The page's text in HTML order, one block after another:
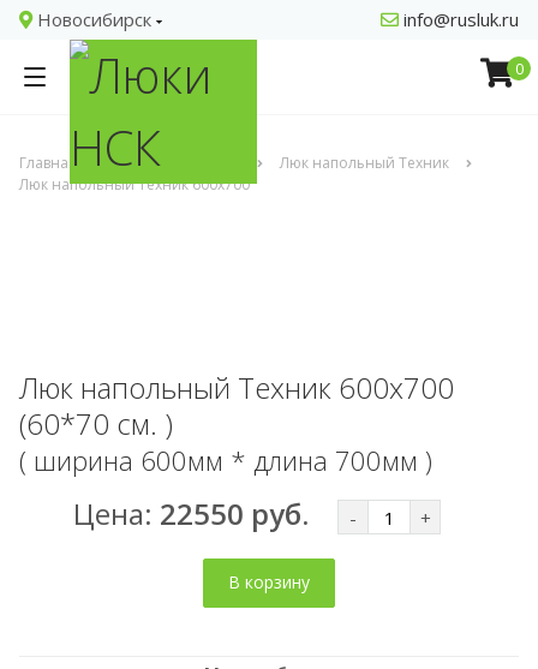
Новосибирск info@rusluk.ru
0
Главная Напольные люки
Люк напольный Техник
Люк напольный Техник 600x700
Люк напольный Техник 600x700
(60*70 см. )
( ширина 600мм * длина 700мм )
Цена: 22550 руб. - +
В корзину